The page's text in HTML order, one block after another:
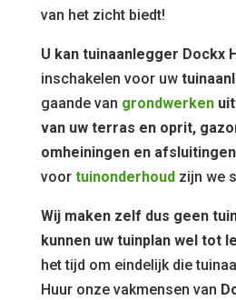
van het zicht biedt!
U kan tuinaanlegger Dockx
inschakelen voor uw
gaande van grondwerken
van uw terras en oprit,
omheiningen en
voor tuinonderhoudzijn we
Wij maken zelf dus geen
kunnen uw tuinplan wel tot
het tijd om eindelijk die
Huur onze vakmensen van